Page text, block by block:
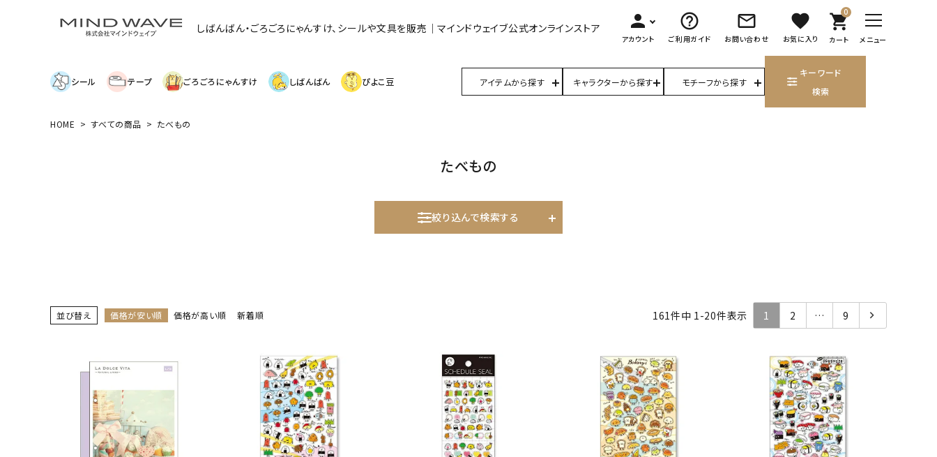
しばんばん・ごろごろにゃんすけ、シールや文具を販売｜マインドウェイブ公式オンラインストア person
アカウント
help_outline
ご利用ガイド
mail_outline
お問い合わせ
favorite
お気に入り
0
shopping_cart
カート メニュー
シール テープ ごろごろにゃんすけ しばんばん ぴよこ豆 アイテムから探す キャラクターから探す モチーフから探す
キーワード
検索
モチーフから探す
キャラクターから探す
HOME すべての商品 たべもの
たべもの
絞り込んで検索する
並び替え 価格が安い順 価格が高い順 新着順 161件中 1-20件表示 1 2 … 9